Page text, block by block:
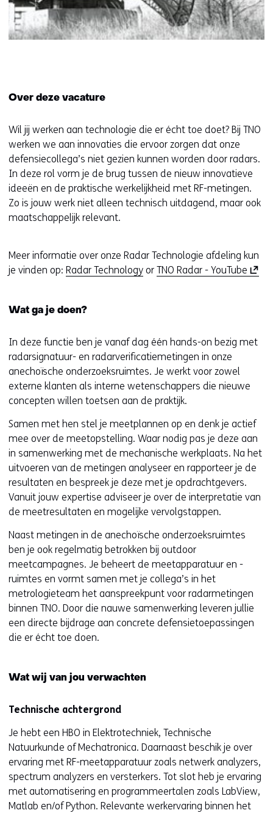
Over deze vacature
Wil jij werken aan technologie die er écht toe doet? Bij TNO
werken we aan innovaties die ervoor zorgen dat onze
defensiecollega’s niet gezien kunnen worden door radars.
In deze rol vorm je de brug tussen de nieuw innovatieve
ideeën en de praktische werkelijkheid met RF-metingen.
Zo is jouw werk niet alleen technisch uitdagend, maar ook
maatschappelijk relevant.
Meer informatie over onze Radar Technologie afdeling kun
je vinden op: Radar Technology or TNO Radar - YouTube (
t
n
u
w
v
e
s
v
e
r
r
e
e
n
Wat ga je doen?
In deze functie ben je vanaf dag één hands-on bezig met
radarsignatuur- en radarverificatiemetingen in onze
anechoïsche onderzoeksruimtes. Je werkt voor zowel
externe klanten als interne wetenschappers die nieuwe
concepten willen toetsen aan de praktijk.
Samen met hen stel je meetplannen op en denk je actief
mee over de meetopstelling. Waar nodig pas je deze aan
in samenwerking met de mechanische werkplaats. Na het
uitvoeren van de metingen analyseer en rapporteer je de
resultaten en bespreek je deze met je opdrachtgevers.
Vanuit jouw expertise adviseer je over de interpretatie van
de meetresultaten en mogelijke vervolgstappen.
Naast metingen in de anechoïsche onderzoeksruimtes
ben je ook regelmatig betrokken bij outdoor
meetcampagnes. Je beheert de meetapparatuur en -
ruimtes en vormt samen met je collega’s in het
metrologieteam het aanspreekpunt voor radarmetingen
binnen TNO. Door die nauwe samenwerking leveren jullie
een directe bijdrage aan concrete defensietoepassingen
die er écht toe doen.
Wat wij van jou verwachten
Technische achtergrond
Je hebt een HBO in Elektrotechniek, Technische
Natuurkunde of Mechatronica. Daarnaast beschik je over
ervaring met RF-meetapparatuur zoals netwerk analyzers,
spectrum analyzers en versterkers. Tot slot heb je ervaring
met automatisering en programmeertalen zoals LabView,
Matlab en/of Python. Relevante werkervaring binnen het